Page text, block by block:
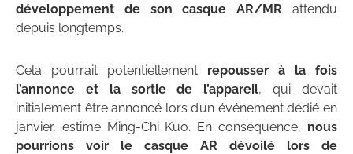
développement de son casque AR/MR attendu
depuis longtemps.
Cela pourrait potentiellement repousser à la fois
l’annonce et la sortie de l’appareil, qui devait
initialement être annoncé lors d’un événement dédié en
janvier, estime Ming-Chi Kuo. En conséquence, nous
pourrions voir le casque AR dévoilé lors de